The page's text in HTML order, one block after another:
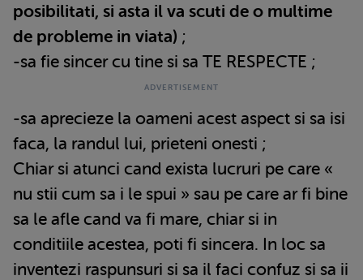
posibilitati, si asta il va scuti de o multime
de probleme in viata) ;
-sa fie sincer cu tine si sa TE RESPECTE ;
-sa aprecieze la oameni acest aspect si sa isi
faca, la randul lui, prieteni onesti ;
Chiar si atunci cand exista lucruri pe care «
nu stii cum sa i le spui » sau pe care ar fi bine
sa le afle cand va fi mare, chiar si in
conditiile acestea, poti fi sincera. In loc sa
inventezi raspunsuri si sa il faci confuz si sa ii